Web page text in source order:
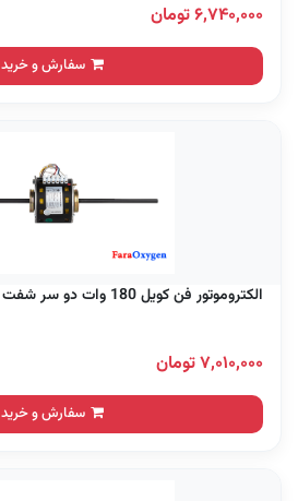
۶,۷۴۰,۰۰۰ تومان
سفارش و خرید
الکتروموتور فن کویل 180 وات دو سر شفت الکترومگا
۷,۰۱۰,۰۰۰ تومان
سفارش و خرید